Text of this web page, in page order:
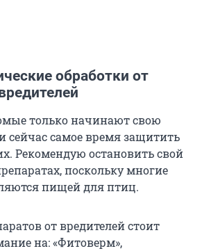
обработки от
только начинают свою
сейчас самое время защитить
Рекомендую остановить свой
поскольку многие
пищей для птиц.
от вредителей стоит
на: «Фитоверм»,